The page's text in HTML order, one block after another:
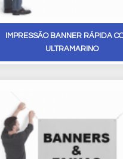
IMPRESSÃO BANNER RÁPIDA
ULTRAMARINO